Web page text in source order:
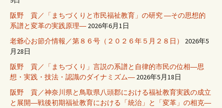
阪野 貢／「まちづくりと市民福祉教育」の研究 ―その思想的
系譜と変革の実践原理― 2026年6月1日
老爺心お節介情報／第８６号（２０２６年５月２８日）
2026年5
月28日
阪野 貢／「まちづくり」言説の系譜と自律的市民の位相―思
想・実践・技法・認識のダイナミズム― 2026年5月18日
阪野 貢／神奈川県と鳥取県八頭郡における福祉教育実践の成立
と展開―戦後初期福祉教育における「統治」と「変革」の相克―